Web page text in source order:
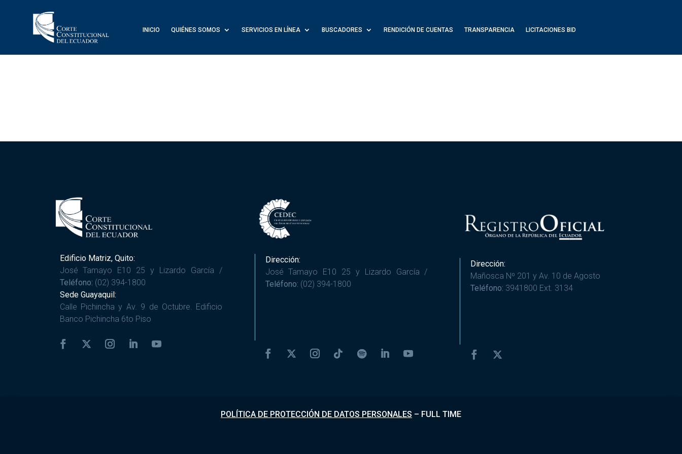
INICIO QUIÉNES SOMOS SERVICIOS EN LÍNEA BUSCADORES RENDICIÓN DE CUENTAS TRANSPARENCIA LICITACIONES BID
Edificio Matriz, Quito:
José Tamayo E10 25 y Lizardo García /
Teléfono: (02) 394-1800
Sede Guayaquil:
Calle Pichincha y Av. 9 de Octubre. Edificio
Banco Pichincha 6to Piso
Dirección:
José Tamayo E10 25 y Lizardo García /
Teléfono: (02) 394-1800
Dirección:
Mañosca Nº 201 y Av. 10 de Agosto
Teléfono: 3941800 Ext. 3134
POLÍTICA DE PROTECCIÓN DE DATOS PERSONALES – FULL TIME